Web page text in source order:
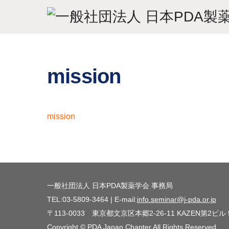
mission
mission
一般社団法人 日本PDA製薬学会 事務局
TEL:03-5809-3464 | E-mail:info.seminar@j-pda.or.jp
〒113-0033 東京都文京区本郷2-26-11 KAZEN第2ビル
Copyright © PDA Japan Chapter All Rights Reserved.